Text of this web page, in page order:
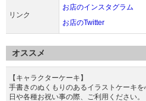
リンク
お店のインスタグラム
お店のTwitter
オススメ
【キャラクターケーキ】
手書きのぬくもりのあるイラストケーキ
日や各種お祝い事の際、ご利用ください。